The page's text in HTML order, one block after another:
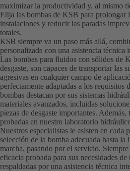
maximizar la productividad y, al mismo
Elija las bombas de KSB para prolongar
instalaciones y reducir las paradas
totales.
KSB siempre va un paso más allá,
personalizada con una asistencia técnica
Las bombas para fluidos con sólidos de
desgaste, son capaces de transportar las
agresivas en cualquier campo de
perfectamente adaptadas a los requisitos
bombas destacan por sus sistemas
materiales avanzados, incluidas
piezas de desgaste importantes. Además,
probadas en nuestro laboratorio
Nuestros especialistas le asisten en cada
selección de la bomba adecuada hasta la
marcha, pasando por el servicio.
eficacia probada para sus necesidades
respaldadas por una asistencia técnica